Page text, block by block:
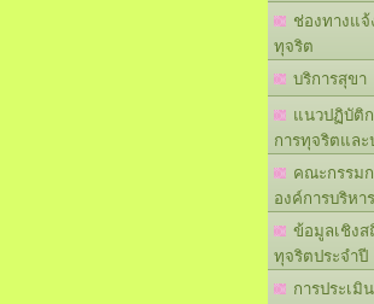
ช่องทางแจ้
ทุจริต
บริการสุขา
แนวปฏิบัติก
การทุจริตแล
คณะกรรม
องค์การบริหา
ข้อมูลเชิงส
ทุจริตประจำปี
การประเมิ